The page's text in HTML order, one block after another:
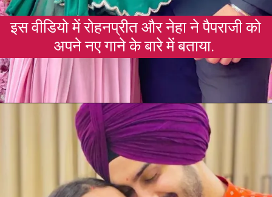
इस वीडियो में रोहनप्रीत और नेहा ने पैपराजी को
अपने नए गाने के बारे में बताया.